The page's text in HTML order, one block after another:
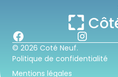
© 2026 Coté Neuf.
Politique de confidentialité
Mentions légales